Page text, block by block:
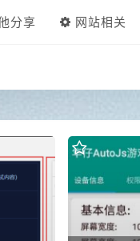
分享 网站相关